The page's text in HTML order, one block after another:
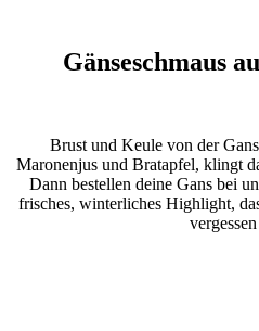
Gänseschmaus
Brust und Keule von der
Maronenjus und Bratapfel, klingt
Dann bestellen deine Gans bei
frisches, winterliches Highlight,